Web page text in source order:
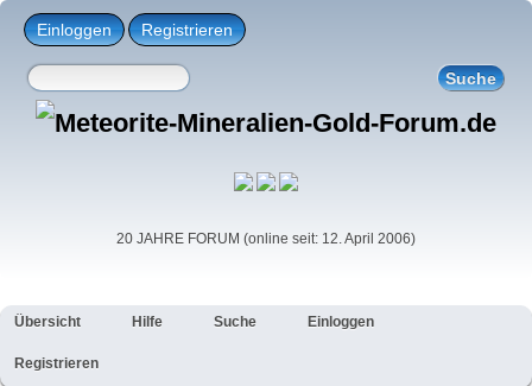
Einloggen Registrieren
20 JAHRE FORUM (online seit: 12. April 2006)
Übersicht Hilfe Suche Einloggen
Registrieren